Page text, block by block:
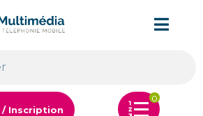
/ Inscription
0